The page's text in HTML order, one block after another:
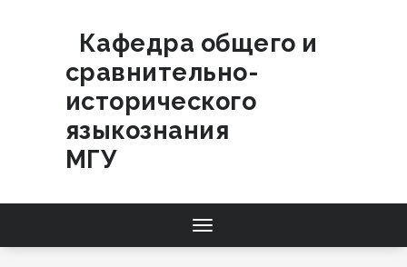
содержимомуКафедра общего и
сравнительно-
исторического
языкознания
МГУ
Переключатель
навигации